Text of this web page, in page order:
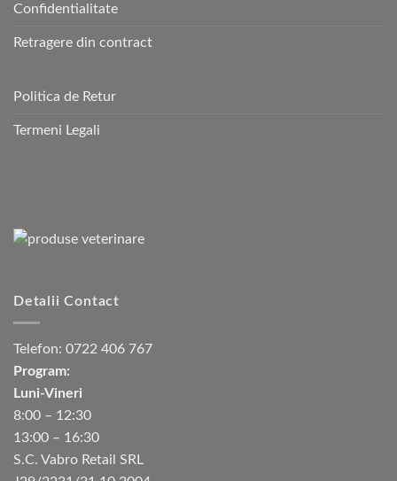
Confidentialitate
Retragere din contract
Politica de Retur
Termeni Legali
Detalii Contact
Telefon: 0722 406 767
Program:
Luni-Vineri
8:00 – 12:30
13:00 – 16:30
S.C. Vabro Retail SRL